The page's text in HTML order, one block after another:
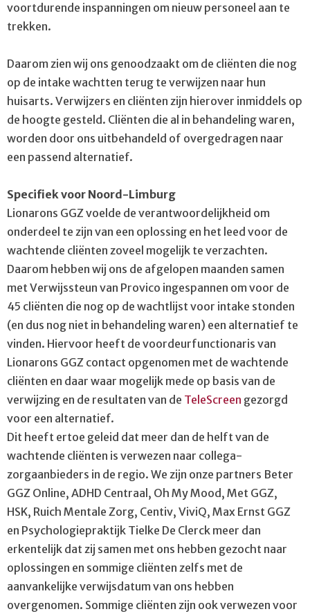
voortdurende inspanningen om nieuw personeel aan te
trekken.
Daarom zien wij ons genoodzaakt om de cliënten die nog
op de intake wachtten terug te verwijzen naar hun
huisarts. Verwijzers en cliënten zijn hierover inmiddels op
de hoogte gesteld. Cliënten die al in behandeling waren,
worden door ons uitbehandeld of overgedragen naar
een passend alternatief.
Specifiek voor Noord-Limburg
Lionarons GGZ voelde de verantwoordelijkheid om
onderdeel te zijn van een oplossing en het leed voor de
wachtende cliënten zoveel mogelijk te verzachten.
Daarom hebben wij ons de afgelopen maanden samen
met Verwijssteun van Provico ingespannen om voor de
45 cliënten die nog op de wachtlijst voor intake stonden
(en dus nog niet in behandeling waren) een alternatief te
vinden. Hiervoor heeft de voordeurfunctionaris van
Lionarons GGZ contact opgenomen met de wachtende
cliënten en daar waar mogelijk mede op basis van de
verwijzing en de resultaten van de TeleScreen gezorgd
voor een alternatief.
Dit heeft ertoe geleid dat meer dan de helft van de
wachtende cliënten is verwezen naar collega-
zorgaanbieders in de regio. We zijn onze partners Beter
GGZ Online, ADHD Centraal, Oh My Mood, Met GGZ,
HSK, Ruich Mentale Zorg, Centiv, ViviQ, Max Ernst GGZ
en Psychologiepraktijk Tielke De Clerck meer dan
erkentelijk dat zij samen met ons hebben gezocht naar
oplossingen en sommige cliënten zelfs met de
aanvankelijke verwijsdatum van ons hebben
overgenomen. Sommige cliënten zijn ook verwezen voor